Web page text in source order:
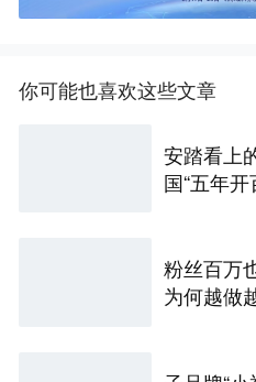
你可能也喜欢这些文章
安踏看上
国“五年开
粉丝百万
为何越做